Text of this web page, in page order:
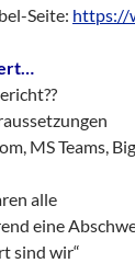
Seite: https://
MS Teams,
alle
eine
sind wir“